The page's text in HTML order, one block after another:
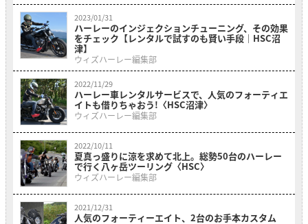
2023/01/31
ハーレーのインジェクションチューニング、その効果
をチェック【レンタルで試すのも賢い手段｜HSC沼
津】
ウィズハーレー編集部
2022/11/29
ハーレー車レンタルサービスで、人気のフォーティエ
イトも借りちゃおう!〈HSC沼津〉
ウィズハーレー編集部
2022/10/11
夏真っ盛りに涼を求めて北上。総勢50台のハーレー
で行く八ヶ岳ツーリング〈HSC〉
ウィズハーレー編集部
2021/12/31
人気のフォーティーエイト、2台のお手本カスタム